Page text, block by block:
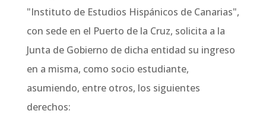
"Instituto de Estudios Hispánicos de Canarias",
con sede en el Puerto de la Cruz, solicita a la
Junta de Gobierno de dicha entidad su ingreso
en a misma, como socio estudiante,
asumiendo, entre otros, los siguientes
derechos: